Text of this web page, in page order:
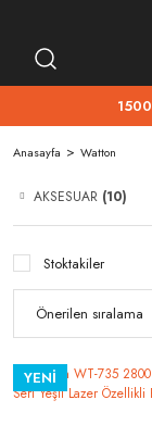
Anasayfa Watton
AKSESUAR (10)
Stoktakiler
YENİ